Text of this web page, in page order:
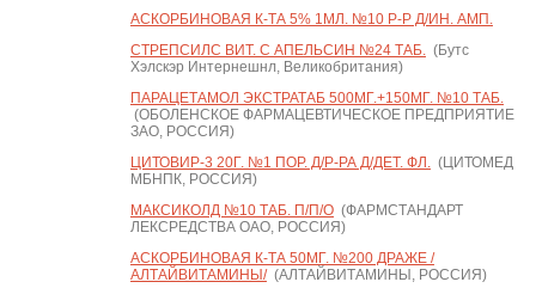
АСКОРБИНОВАЯ К-ТА 5% 1МЛ. №10 Р-Р Д/ИН. АМП.
СТРЕПСИЛС ВИТ. С АПЕЛЬСИН №24 ТАБ.(Бутс
Хэлскэр Интернешнл, Великобритания)
ПАРАЦЕТАМОЛ ЭКСТРАТАБ 500МГ.+150МГ. №10 ТАБ.
(ОБОЛЕНСКОЕ ФАРМАЦЕВТИЧЕСКОЕ ПРЕДПРИЯТИЕ
ЗАО, РОССИЯ)
ЦИТОВИР-3 20Г. №1 ПОР. Д/Р-РА Д/ДЕТ. ФЛ.(ЦИТОМЕД
МБНПК, РОССИЯ)
МАКСИКОЛД №10 ТАБ. П/П/О(ФАРМСТАНДАРТ
ЛЕКСРЕДСТВА ОАО, РОССИЯ)
АСКОРБИНОВАЯ К-ТА 50МГ. №200 ДРАЖЕ /
АЛТАЙВИТАМИНЫ/(АЛТАЙВИТАМИНЫ, РОССИЯ)